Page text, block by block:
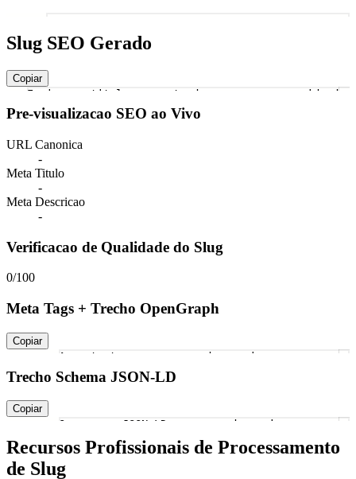
Slug SEO Gerado
Copiar
Insira um titulo ou conteudo para gerar a saida do
Pre-visualizacao SEO ao Vivo
URL Canonica
-
Meta Titulo
-
Meta Descricao
-
Verificacao de Qualidade do Slug
0/100
Meta Tags + Trecho OpenGraph
Copiar
As meta tags serao geradas aqui apos o
Trecho Schema JSON-LD
Copiar
O esquema JSON-LD sera gerado aqui apos o
Recursos Profissionais de Processamento
de Slug